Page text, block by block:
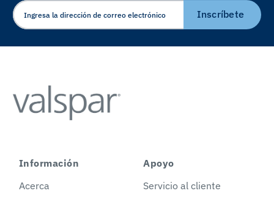
ELECTRÓNICO
Inscríbete
Información
Acerca
Apoyo
Servicio al cliente